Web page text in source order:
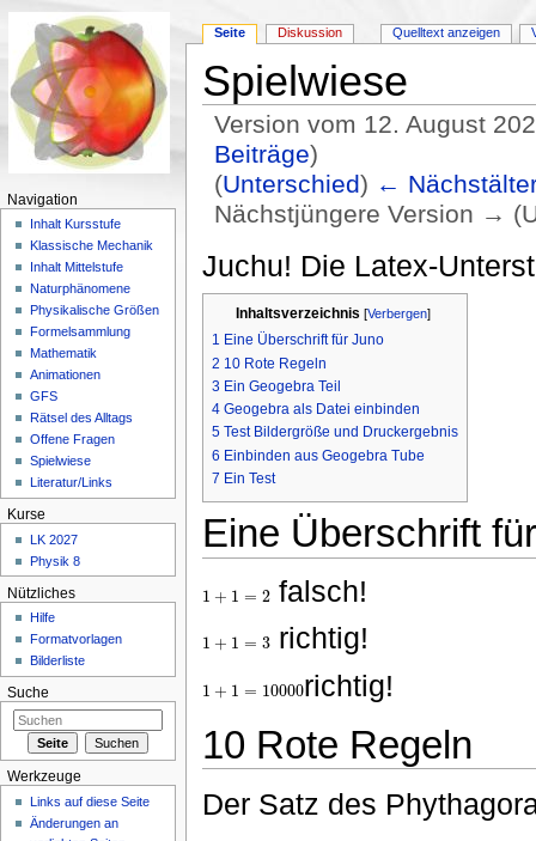
Spielwiese
Version vom 12. August
Beiträge)
(Unterschied) ←
Nächstjüngere Version →
Juchu! Die Latex-
Inhaltsverzeichnis [Verbergen]
1 Eine Überschrift für Juno
2 10 Rote Regeln
3 Ein Geogebra Teil
4 Geogebra als Datei einbinden
5 Test Bildergröße und Druckergebnis
6 Einbinden aus Geogebra Tube
7 Ein Test
Eine Überschrift
1 + 1 = 2
1+1 =2 falsch!
1 + 1 = 3
1+1 =3 richtig!
1 + 1 = 10000
1 +1 =10000 richtig!
10 Rote Regeln
Der Satz des
Seite Diskussion Quelltext anzeigen
Navigation
Inhalt Kursstufe
Klassische Mechanik
Inhalt Mittelstufe
Naturphänomene
Physikalische Größen
Formelsammlung
Mathematik
Animationen
GFS
Rätsel des Alltags
Offene Fragen
Spielwiese
Literatur/Links
Kurse
LK 2027
Physik 8
Nützliches
Hilfe
Formatvorlagen
Bilderliste
Suche
Werkzeuge
Links auf diese Seite
Änderungen an